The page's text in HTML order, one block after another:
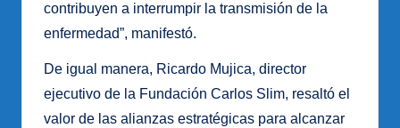
contribuyen a interrumpir la transmisión de la
enfermedad”, manifestó.
De igual manera, Ricardo Mujica, director
ejecutivo de la Fundación Carlos Slim, resaltó el
valor de las alianzas estratégicas para alcanzar